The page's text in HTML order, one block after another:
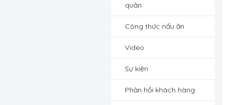
quản
Công thức nấu ăn
Video
Sự kiện
Phản hồi khách hàng